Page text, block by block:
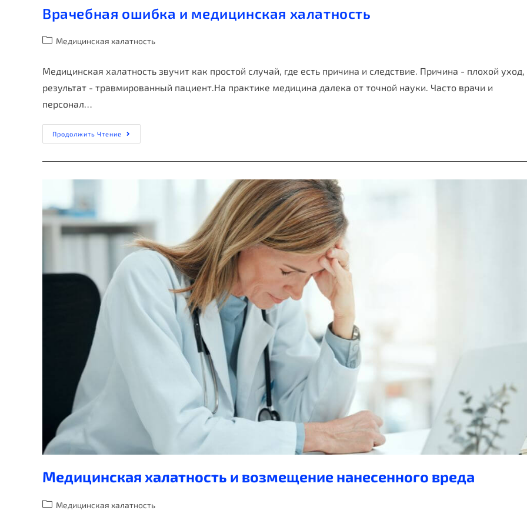
Врачебная ошибка и медицинская халатность
Медицинская халатность
Медицинская халатность звучит как простой случай, где есть причина и следствие. Причина - плохой уход,
результат - травмированный пациент.На практике медицина далека от точной науки. Часто врачи и
персонал…
Продолжить Чтение
Медицинская халатность и возмещение нанесенного вреда
Медицинская халатность